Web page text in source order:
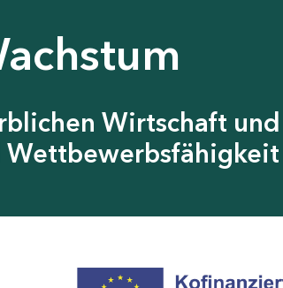
Wirtschaft
Wettbewerbsfähigkeit